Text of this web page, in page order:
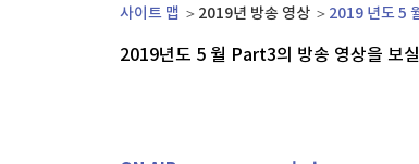
오늘장 뭐사지?
온로드 (ON ROAD) 인사이트
부동
글로
사이트 맵 2019년 방송 영상 2019 년도 5
2019년도 5 월 Part3의 방송 영상을 보